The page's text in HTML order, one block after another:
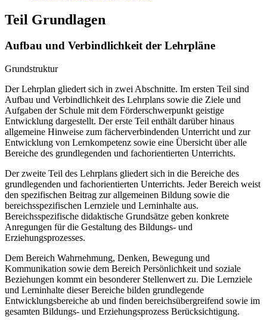
Teil Grundlagen
Aufbau und Verbindlichkeit der Lehrpläne
Grundstruktur
Der Lehrplan gliedert sich in zwei Abschnitte. Im ersten Teil sind
Aufbau und Verbindlichkeit des Lehrplans sowie die Ziele und
Aufgaben der Schule mit dem Förderschwerpunkt geistige
Entwicklung dargestellt. Der erste Teil enthält darüber hinaus
allgemeine Hinweise zum fächerverbindenden Unterricht und zur
Entwicklung von Lernkompetenz sowie eine Übersicht über alle
Bereiche des grundlegenden und fachorientierten Unterrichts.
Der zweite Teil des Lehrplans gliedert sich in die Bereiche des
grundlegenden und fachorientierten Unterrichts. Jeder Bereich weist
den spezifischen Beitrag zur allgemeinen Bildung sowie die
bereichsspezifischen Lernziele und Lerninhalte aus.
Bereichsspezifische didaktische Grundsätze geben konkrete
Anregungen für die Gestaltung des Bildungs- und
Erziehungsprozesses.
Dem Bereich Wahrnehmung, Denken, Bewegung und
Kommunikation sowie dem Bereich Persönlichkeit und soziale
Beziehungen kommt ein besonderer Stellenwert zu. Die Lernziele
und Lerninhalte dieser Bereiche bilden grundlegende
Entwicklungsbereiche ab und finden bereichsübergreifend sowie im
gesamten Bildungs- und Erziehungsprozess Berücksichtigung.